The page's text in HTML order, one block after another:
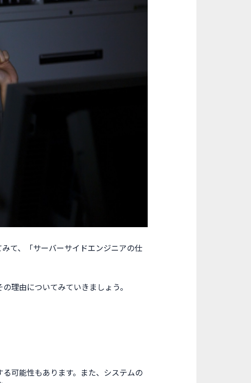
て、「サーバーサイドエンジニアの仕
理由についてみていきましょう。
可能性もあります。また、システムの